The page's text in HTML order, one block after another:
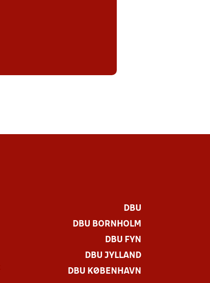
DBU
DBU BORNHOLM
DBU FYN
DBU JYLLAND
DBU KØBENHAVN